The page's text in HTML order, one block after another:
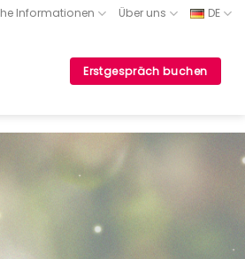
Informationen Über uns DE
Erstgespräch buchen